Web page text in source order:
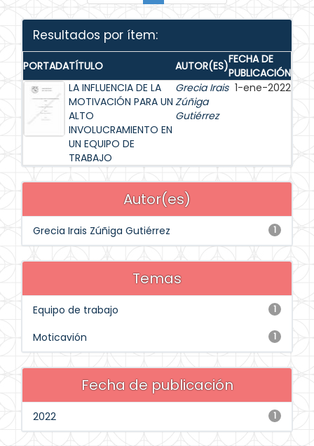
Resultados por ítem:
PORTADATÍTULO AUTOR(ES)FECHA DE
PUBLICACIÓN
LA INFLUENCIA DE LA
MOTIVACIÓN PARA UN
ALTO
INVOLUCRAMIENTO EN
UN EQUIPO DE
TRABAJO
Grecia Irais
Zúñiga
Gutiérrez
1-ene-2022
Autor(es)
1
Grecia Irais Zúñiga Gutiérrez
Temas
1
Equipo de trabajo
1
Moticavión
Fecha de publicación
1
2022